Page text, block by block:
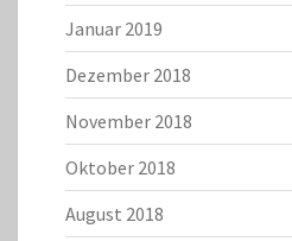
Januar 2019
Dezember 2018
November 2018
Oktober 2018
August 2018